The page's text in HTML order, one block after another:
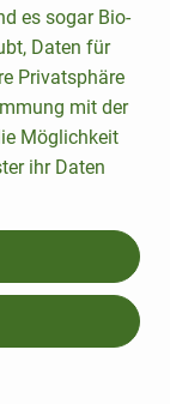
Naturale
175 g
4,79 €
es sogar Bio-
Daten für
Privatsphäre
mit der
Möglichkeit
ihr Daten